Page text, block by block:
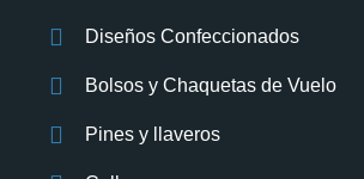
Diseños Confeccionados
Bolsos y Chaquetas de Vuelo
Pines y llaveros